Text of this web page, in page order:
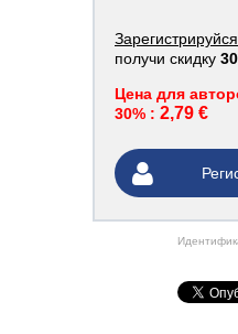
Зарегистрируйся
получи скидку
Цена для
30% : 2,79 €